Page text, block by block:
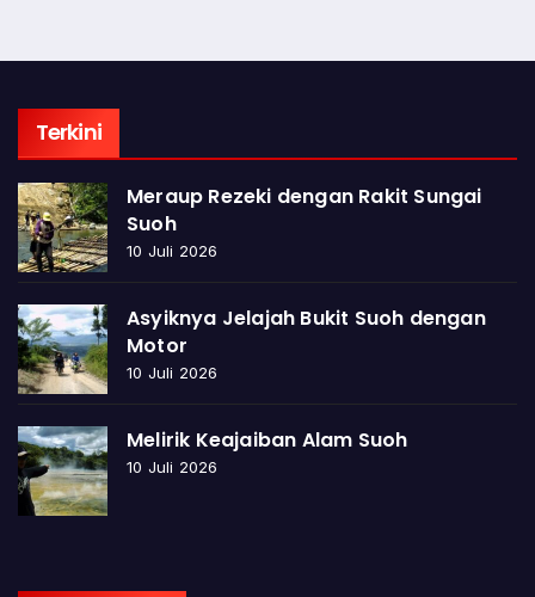
Terkini
Meraup Rezeki dengan Rakit Sungai
Suoh
10 Juli 2026
Asyiknya Jelajah Bukit Suoh dengan
Motor
10 Juli 2026
Melirik Keajaiban Alam Suoh
10 Juli 2026